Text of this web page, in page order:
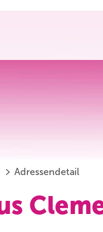
Adressendetail